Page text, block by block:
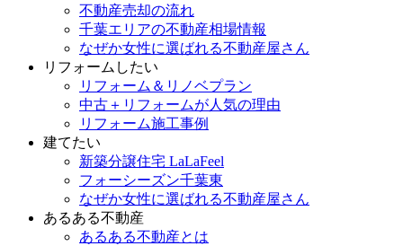
不動産売却の流れ
千葉エリアの不動産相場情報
なぜか女性に選ばれる不動産屋さん
リフォームしたい
リフォーム＆リノベプラン
中古＋リフォームが人気の理由
リフォーム施工事例
建てたい
新築分譲住宅 LaLaFeel
フォーシーズン千葉東
なぜか女性に選ばれる不動産屋さん
あるある不動産
あるある不動産とは